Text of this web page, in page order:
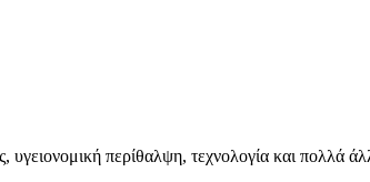
υγειονομική περίθαλψη, τεχνολογία και πολλά